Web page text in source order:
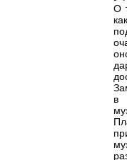
О
как
в